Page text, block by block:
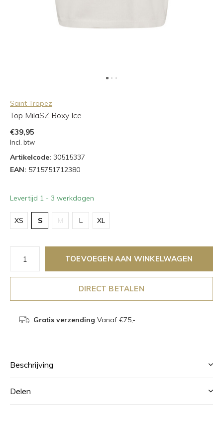
Saint Tropez
Top MilaSZ Boxy Ice
€39,95
Incl. btw
Artikelcode: 30515337
EAN: 5715751712380
Levertijd 1 - 3 werkdagen
XS S M L XL
TOEVOEGEN AAN WINKELWAGEN
DIRECT BETALEN
Gratis verzending Vanaf €75,-
Beschrijving
Delen